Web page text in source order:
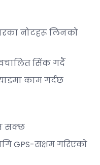
नोटहरू लिनको
सिंक गर्दै
काम गर्दछ
सक्छ
GPS-सक्षम गरिएको